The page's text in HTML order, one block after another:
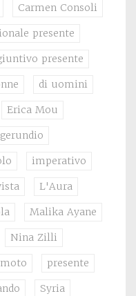
Carmen Consoli
presente
presente
di uomini
Erica Mou
gerundio
imperativo
L'Aura
Malika Ayane
Nina Zilli
presente
Syria